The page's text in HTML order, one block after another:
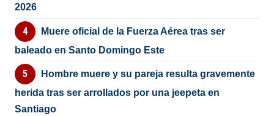
2026
Muere oficial de la Fuerza Aérea tras ser
baleado en Santo Domingo Este
Hombre muere y su pareja resulta gravemente
herida tras ser arrollados por una jeepeta en
Santiago